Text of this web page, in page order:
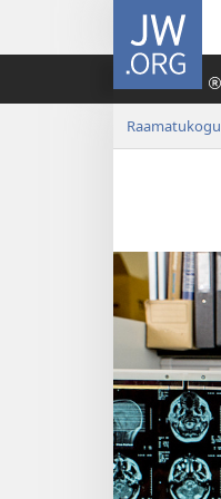
JW.ORG
Raamatukogu